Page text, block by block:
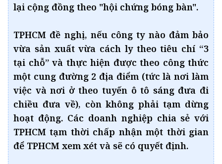
lại cộng đồng theo "hội chứng bóng bàn".
TPHCM đề nghị, nếu công ty nào đảm bảo
vừa sản xuất vừa cách ly theo tiêu chí “3
tại chỗ” và thực hiện được theo công thức
một cung đường 2 địa điểm (tức là nơi làm
việc và nơi ở theo tuyến ô tô sáng đưa đi
chiều đưa về), còn không phải tạm dừng
hoạt động. Các doanh nghiệp chia sẻ với
TPHCM tạm thời chấp nhận một thời gian
để TPHCM xem xét và sẽ có quyết định.